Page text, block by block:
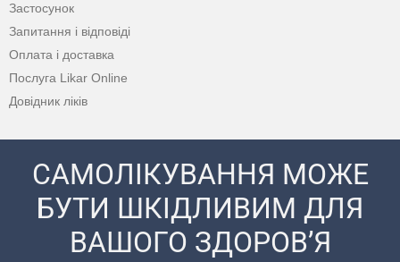
Застосунок
Запитання і відповіді
Оплата і доставка
Послуга Likar Online
Довідник ліків
САМОЛІКУВАННЯ МОЖЕ
БУТИ ШКІДЛИВИМ ДЛЯ
ВАШОГО ЗДОРОВ’Я